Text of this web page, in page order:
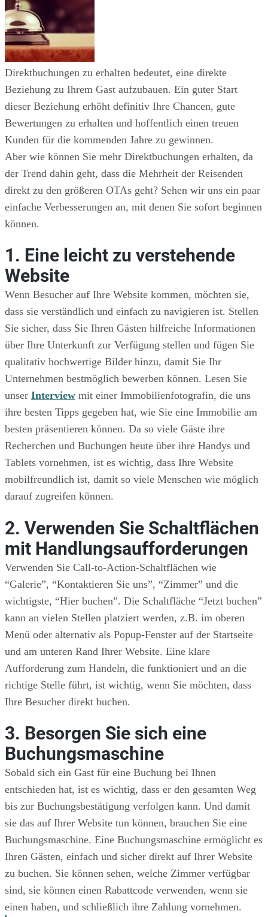
Direktbuchungen zu erhalten bedeutet, eine direkte
Beziehung zu Ihrem Gast aufzubauen. Ein guter Start
dieser Beziehung erhöht definitiv Ihre Chancen, gute
Bewertungen zu erhalten und hoffentlich einen treuen
Kunden für die kommenden Jahre zu gewinnen.
Aber wie können Sie mehr Direktbuchungen erhalten, da
der Trend dahin geht, dass die Mehrheit der Reisenden
direkt zu den größeren OTAs geht? Sehen wir uns ein paar
einfache Verbesserungen an, mit denen Sie sofort beginnen
können.
1. Eine leicht zu verstehende
Website
Wenn Besucher auf Ihre Website kommen, möchten sie,
dass sie verständlich und einfach zu navigieren ist. Stellen
Sie sicher, dass Sie Ihren Gästen hilfreiche Informationen
über Ihre Unterkunft zur Verfügung stellen und fügen Sie
qualitativ hochwertige Bilder hinzu, damit Sie Ihr
Unternehmen bestmöglich bewerben können. Lesen Sie
unser Interview mit einer Immobilienfotografin, die uns
ihre besten Tipps gegeben hat, wie Sie eine Immobilie am
besten präsentieren können. Da so viele Gäste ihre
Recherchen und Buchungen heute über ihre Handys und
Tablets vornehmen, ist es wichtig, dass Ihre Website
mobilfreundlich ist, damit so viele Menschen wie möglich
darauf zugreifen können.
2. Verwenden Sie Schaltflächen
mit Handlungsaufforderungen
Verwenden Sie Call-to-Action-Schaltflächen wie
“Galerie”, “Kontaktieren Sie uns”, “Zimmer” und die
wichtigste, “Hier buchen”. Die Schaltfläche “Jetzt buchen”
kann an vielen Stellen platziert werden, z.B. im oberen
Menü oder alternativ als Popup-Fenster auf der Startseite
und am unteren Rand Ihrer Website. Eine klare
Aufforderung zum Handeln, die funktioniert und an die
richtige Stelle führt, ist wichtig, wenn Sie möchten, dass
Ihre Besucher direkt buchen.
3. Besorgen Sie sich eine
Buchungsmaschine
Sobald sich ein Gast für eine Buchung bei Ihnen
entschieden hat, ist es wichtig, dass er den gesamten Weg
bis zur Buchungsbestätigung verfolgen kann. Und damit
sie das auf Ihrer Website tun können, brauchen Sie eine
Buchungsmaschine. Eine Buchungsmaschine ermöglicht es
Ihren Gästen, einfach und sicher direkt auf Ihrer Website
zu buchen. Sie können sehen, welche Zimmer verfügbar
sind, sie können einen Rabattcode verwenden, wenn sie
einen haben, und schließlich ihre Zahlung vornehmen.